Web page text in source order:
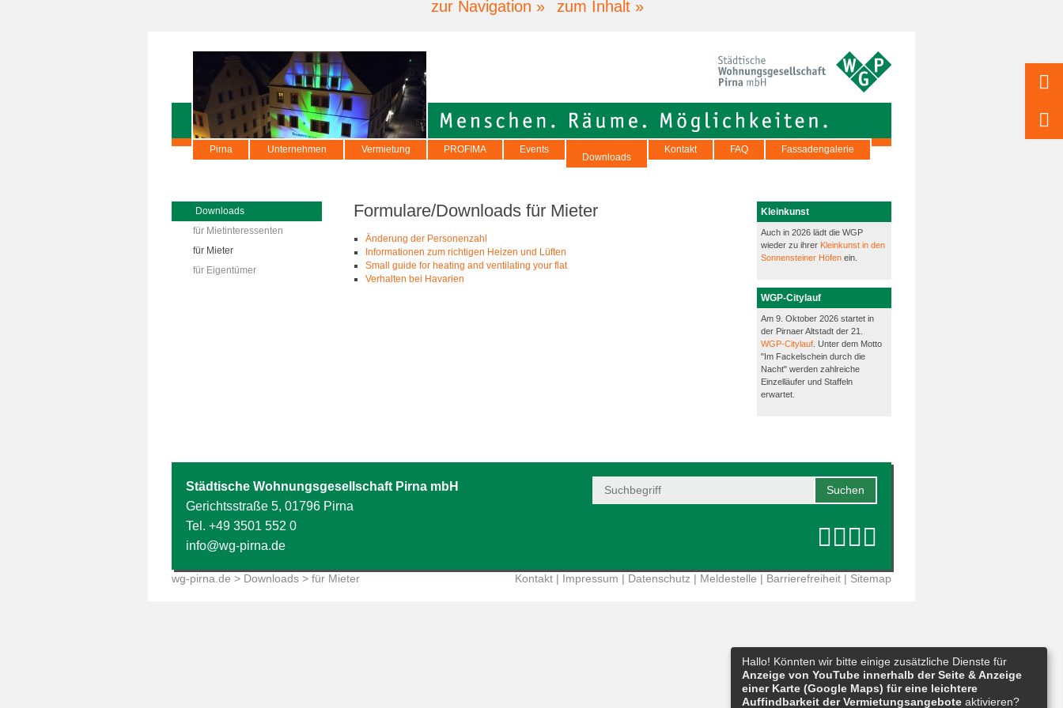
zur Navigation » zum Inhalt »
Pirna Unternehmen Vermietung PROFIMA Events
Downloads
Kontakt FAQ Fassadengalerie
Downloads
für Mietinteressenten
für Mieter
für Eigentümer
Formulare/Downloads für Mieter
Änderung der Personenzahl
Informationen zum richtigen Heizen und Lüften
Small guide for heating and ventilating your flat
Verhalten bei Havarien
Kleinkunst
Auch in 2026 lädt die WGP
wieder zu ihrer Kleinkunst in den
Sonnensteiner Höfen ein.
WGP-Citylauf
Am 9. Oktober 2026 startet in
der Pirnaer Altstadt der 21.
WGP-Citylauf . Unter dem Motto
"Im Fackelschein durch die
Nacht" werden zahlreiche
Einzelläufer und Staffeln
erwartet.
Städtische Wohnungsgesellschaft Pirna mbH
Gerichtsstraße 5, 01796 Pirna
Tel. +49 3501 552 0
info@wg-pirna.de
wg-pirna.de > Downloads > für Mieter Kontakt | Impressum | Datenschutz | Meldestelle | Barrierefreiheit | Sitemap
Hallo! Könnten wir bitte einige zusätzliche Dienste für
Anzeige von YouTube innerhalb der Seite & Anzeige
einer Karte (Google Maps) für eine leichtere
Auffindbarkeit der Vermietungsangebote aktivieren?